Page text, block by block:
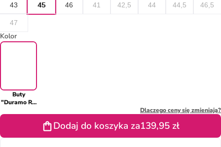
43
45 46 41 42,5 44 44,5 46,5
47
Kolor
Buty
"Duramo RC
Dlaczego ceny się zmieniają?
Dodaj do koszyka za139,95 zł